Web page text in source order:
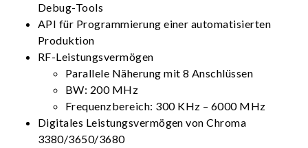
Debug-Tools
API für Programmierung einer automatisierten
Produktion
RF-Leistungsvermögen
Parallele Näherung mit 8 Anschlüssen
BW: 200 MHz
Frequenzbereich: 300 KHz – 6000 MHz
Digitales Leistungsvermögen von Chroma
3380/3650/3680